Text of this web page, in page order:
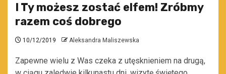
I Ty możesz zostać elfem! Zróbmy
razem coś dobrego
10/12/2019 Aleksandra Maliszewska
Zapewne wielu z Was czeka z utęsknieniem na drugą,